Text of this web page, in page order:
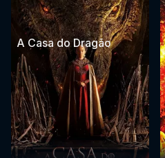
A Casa do Dragão